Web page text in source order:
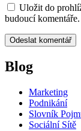
Uložit do
budoucí komentáře.
Blog
Marketing
Podnikání
Slovník
Sociální Sítě